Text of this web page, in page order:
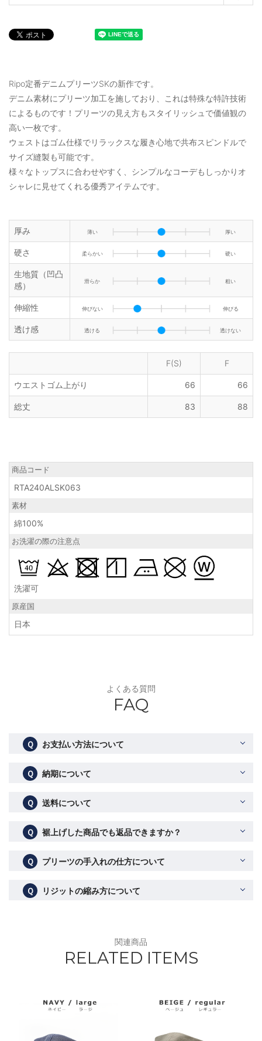
Ripo定番デニムプリーツSKの新作です。
デニム素材にプリーツ加工を施しており、これは特殊な特許技術
によるものです！プリーツの見え方もスタイリッシュで価値観の
高い一枚です。
ウェストはゴム仕様でリラックスな履き心地で共布スピンドルで
サイズ縫製も可能です。
様々なトップスに合わせやすく、シンプルなコーデもしっかりオ
シャレに見せてくれる優秀アイテムです。
厚み 薄い 厚い
硬さ 柔らかい 硬い
生地質（凹凸
感）
滑らか 粗い
伸縮性 伸びない 伸びる
透け感 透ける 透けない
F(S) F
ウエストゴム上がり 66 66
総丈 83 88
商品コード
RTA240ALSK063
素材
綿100%
お洗濯の際の注意点
洗濯可
原産国
日本
よくある質問
FAQ
Ｑ お支払い方法について
Ｑ 納期について
Ｑ 送料について
Ｑ 裾上げした商品でも返品できますか？
Ｑ プリーツの手入れの仕方について
Ｑ リジットの縮み方について
関連商品
RELATED ITEMS